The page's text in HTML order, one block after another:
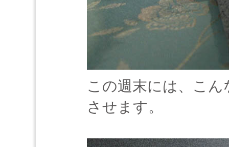
この週末には、こ
させます。